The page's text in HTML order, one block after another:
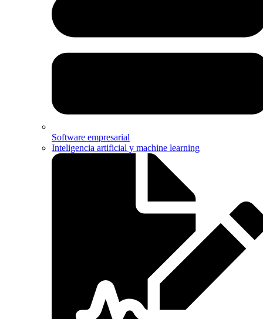
Software empresarial
Inteligencia artificial y machine learning